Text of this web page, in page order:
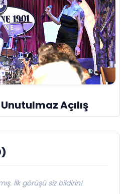
Açılış
İlk görüşü siz bildirin!